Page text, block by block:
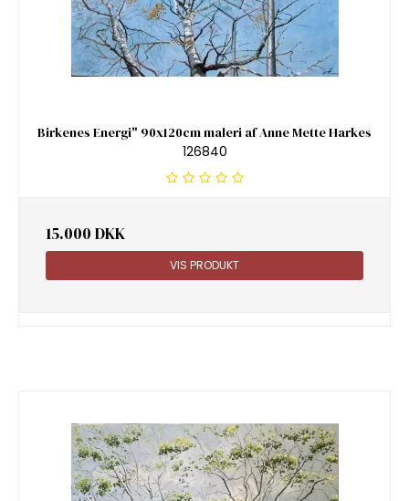
Birkenes Energi" 90x120cm maleri af Anne Mette Harkes
126840
15.000 DKK
VIS PRODUKT